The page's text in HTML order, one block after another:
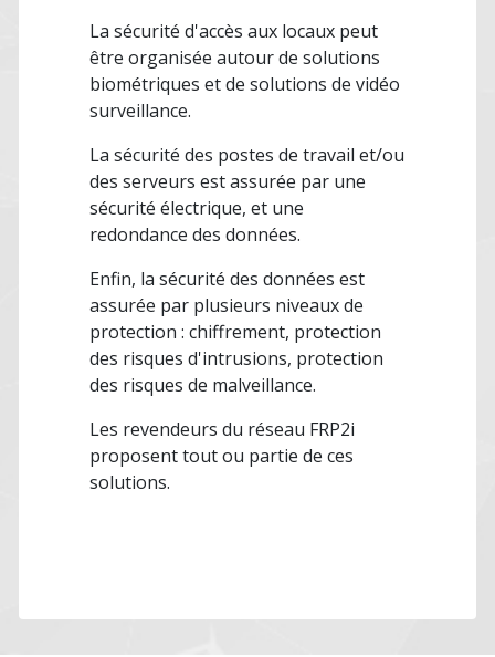
La sécurité d'accès aux locaux peut
être organisée autour de solutions
biométriques et de solutions de vidéo
surveillance.
La sécurité des postes de travail et/ou
des serveurs est assurée par une
sécurité électrique, et une
redondance des données.
Enfin, la sécurité des données est
assurée par plusieurs niveaux de
protection : chiffrement, protection
des risques d'intrusions, protection
des risques de malveillance.
Les revendeurs du réseau FRP2i
proposent tout ou partie de ces
solutions.